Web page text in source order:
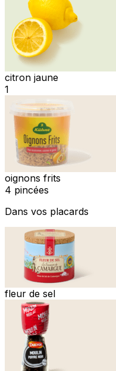
citron jaune
1
oignons frits
4 pincées
Dans vos placards
fleur de sel